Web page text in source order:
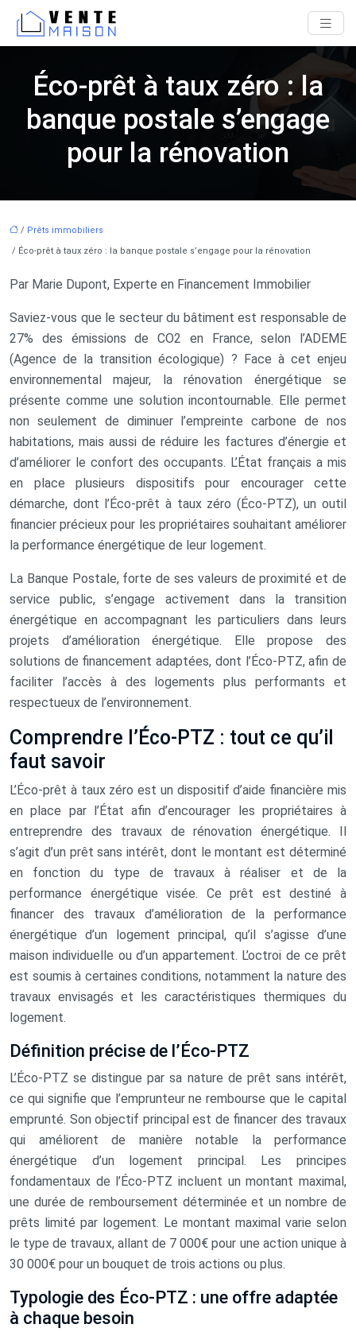
Éco-prêt à taux zéro : la
banque postale s’engage
pour la rénovation
/ Prêts immobiliers
/ Éco-prêt à taux zéro : la banque postale s’engage pour la rénovation
Par Marie Dupont, Experte en Financement Immobilier
Saviez-vous que le secteur du bâtiment est responsable de
27% des émissions de CO2 en France, selon l’ADEME
(Agence de la transition écologique) ? Face à cet enjeu
environnemental majeur, la rénovation énergétique se
présente comme une solution incontournable. Elle permet
non seulement de diminuer l’empreinte carbone de nos
habitations, mais aussi de réduire les factures d’énergie et
d’améliorer le confort des occupants. L’État français a mis
en place plusieurs dispositifs pour encourager cette
démarche, dont l’Éco-prêt à taux zéro (Éco-PTZ), un outil
financier précieux pour les propriétaires souhaitant améliorer
la performance énergétique de leur logement.
La Banque Postale, forte de ses valeurs de proximité et de
service public, s’engage activement dans la transition
énergétique en accompagnant les particuliers dans leurs
projets d’amélioration énergétique. Elle propose des
solutions de financement adaptées, dont l’Éco-PTZ, afin de
faciliter l’accès à des logements plus performants et
respectueux de l’environnement.
Comprendre l’Éco-PTZ : tout ce qu’il
faut savoir
L’Éco-prêt à taux zéro est un dispositif d’aide financière mis
en place par l’État afin d’encourager les propriétaires à
entreprendre des travaux de rénovation énergétique. Il
s’agit d’un prêt sans intérêt, dont le montant est déterminé
en fonction du type de travaux à réaliser et de la
performance énergétique visée. Ce prêt est destiné à
financer des travaux d’amélioration de la performance
énergétique d’un logement principal, qu’il s’agisse d’une
maison individuelle ou d’un appartement. L’octroi de ce prêt
est soumis à certaines conditions, notamment la nature des
travaux envisagés et les caractéristiques thermiques du
logement.
Définition précise de l’Éco-PTZ
L’Éco-PTZ se distingue par sa nature de prêt sans intérêt,
ce qui signifie que l’emprunteur ne rembourse que le capital
emprunté. Son objectif principal est de financer des travaux
qui améliorent de manière notable la performance
énergétique d’un logement principal. Les principes
fondamentaux de l’Éco-PTZ incluent un montant maximal,
une durée de remboursement déterminée et un nombre de
prêts limité par logement. Le montant maximal varie selon
le type de travaux, allant de 7 000€ pour une action unique à
30 000€ pour un bouquet de trois actions ou plus.
Typologie des Éco-PTZ : une offre adaptée
à chaque besoin